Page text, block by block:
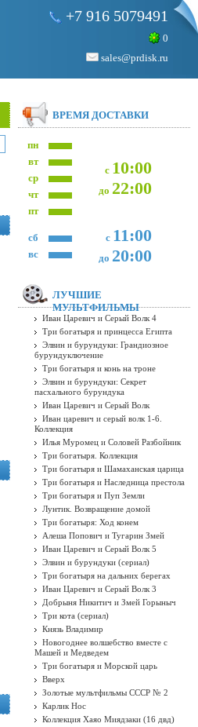
+7 916 5079491
0
sales@prdisk.ru
ВРЕМЯ ДОСТАВКИ
пн
с 10:00
до 22:00
вт
ср
чт
пт
с 11:00
до 20:00
сб
вс
ЛУЧШИЕ
МУЛЬТФИЛЬМЫ
Иван Царевич и Серый Волк 4
Три богатыря и принцесса Египта
Элвин и бурундуки: Грандиозное
бурундуключение
Три богатыря и конь на троне
Элвин и бурундуки: Секрет
пасхального бурундука
Иван Царевич и Серый Волк
Иван царевич и серый волк 1-6.
Коллекция
Илья Муромец и Соловей Разбойник
Три богатыря. Коллекция
Три богатыря и Шамаханская царица
Три богатыря и Наследница престола
Три богатыря и Пуп Земли
Лунтик. Возвращение домой
Три богатыря: Ход конем
Алеша Попович и Тугарин Змей
Иван Царевич и Серый Волк 5
Элвин и бурундуки (сериал)
Три богатыря на дальних берегах
Иван Царевич и Серый Волк 3
Добрыня Никитич и Змей Горыныч
Три кота (сериал)
Князь Владимир
Новогоднее волшебство вместе с
Машей и Медведем
Три богатыря и Морской царь
Вверх
Золотые мультфильмы СССР № 2
Карлик Нос
Коллекция Хаяо Миядзаки (16 двд)